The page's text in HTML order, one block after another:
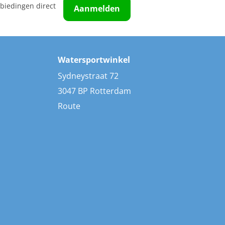
direct
Aanmelden
Watersportwinkel
Sydneystraat 72
3047 BP Rotterdam
Route